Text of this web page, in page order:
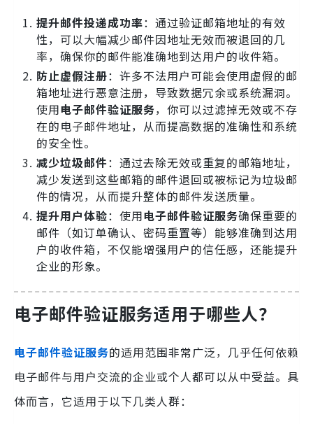
提升邮件投递成功率：通过验证邮箱地址的有效
性，可以大幅减少邮件因地址无效而被退回的几
率，确保你的邮件能准确地到达用户的收件箱。
防止虚假注册：许多不法用户可能会使用虚假的邮
箱地址进行恶意注册，导致数据冗余或系统漏洞。
使用电子邮件验证服务，你可以过滤掉无效或不存
在的电子邮件地址，从而提高数据的准确性和系统
的安全性。
减少垃圾邮件：通过去除无效或重复的邮箱地址，
减少发送到这些邮箱的邮件退回或被标记为垃圾邮
件的情况，从而提升整体的邮件发送质量。
提升用户体验：使用电子邮件验证服务确保重要的
邮件（如订单确认、密码重置等）能够准确到达用
户的收件箱，不仅能增强用户的信任感，还能提升
企业的形象。
电子邮件验证服务适用于哪些人？
电子邮件验证服务的适用范围非常广泛，几乎任何依赖
电子邮件与用户交流的企业或个人都可以从中受益。具
体而言，它适用于以下几类人群：